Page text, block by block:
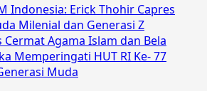
Indonesia: Erick Thohir Capres
Milenial dan Generasi Z
Cermat Agama Islam dan Bela
Memperingati HUT RI Ke- 77
Muda